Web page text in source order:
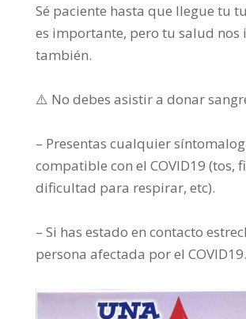
Sé paciente hasta que llegue tu
es importante, pero tu salud nos
también.⠀
⚠️ No debes asistir a donar
– Presentas cualquier
compatible con el COVID19 (tos,
dificultad para respirar, etc).⠀
– Si has estado en contacto
persona afectada por el COVID19.